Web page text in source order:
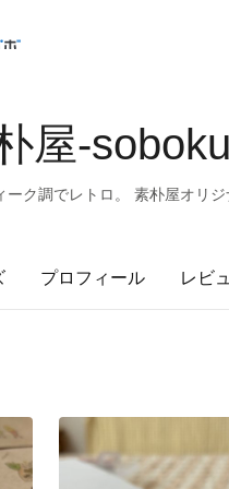
屋-
ーク調でレトロ。 素朴屋オリ
プロフィール レビ